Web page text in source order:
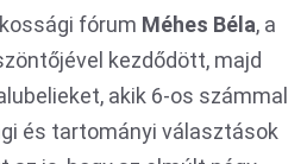
fórum Méhes Béla, a
kezdődött, majd
akik 6-os számmal
és tartományi választások